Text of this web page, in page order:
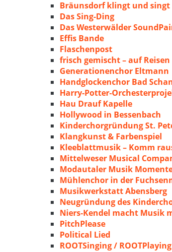
Bräunsdorf klingt und singt
Das Sing-Ding
Das Westerwälder
Effis Bande
Flaschenpost
frisch gemischt – auf Reisen
Generationenchor Eltmann
Handglockenchor Bad
Harry-Potter-
Hau Drauf Kapelle
Hollywood in Bessenbach
Kinderchorgründung St.
Klangkunst & Farbenspiel
Kleeblattmusik – Komm
Mittelweser Musical
Modautaler Musik
Mühlenchor in der
Musikwerkstatt Abensberg
Neugründung des
Niers-Kendel macht Musik
PitchPlease
Political Lied
ROOTSinging /